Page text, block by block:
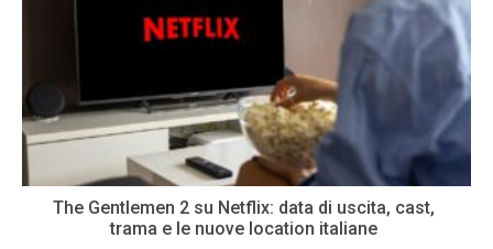
The Gentlemen 2 su Netflix: data di uscita, cast,
trama e le nuove location italiane